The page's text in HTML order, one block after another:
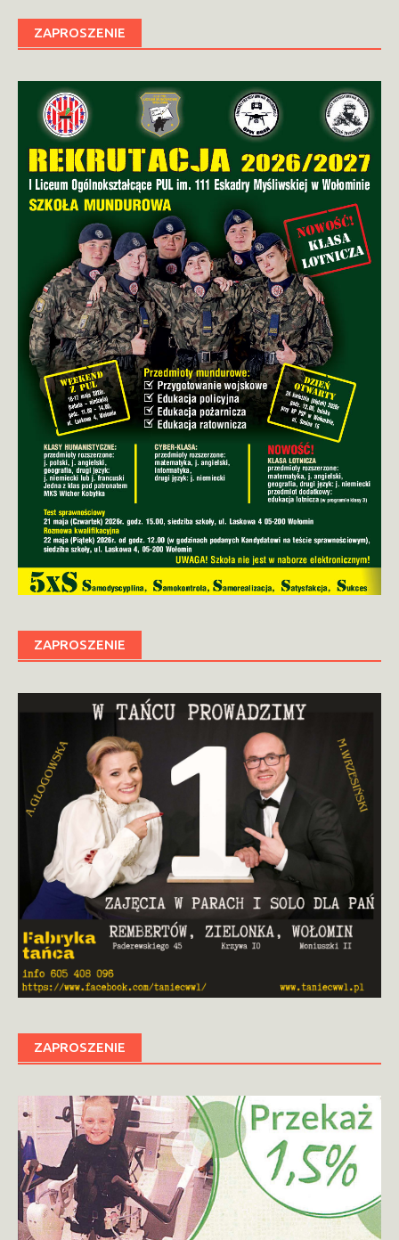
ZAPROSZENIE
ZAPROSZENIE
ZAPROSZENIE